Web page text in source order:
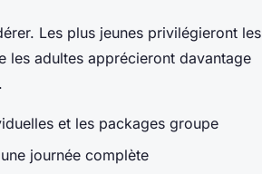
Les plus jeunes privilégieront les
les adultes apprécieront davantage
et les packages groupe
journée complète